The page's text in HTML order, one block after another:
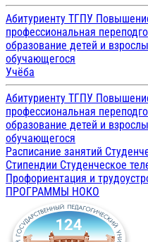
Абитуриенту ТГПУ
профессиональная
образование детей и
обучающегося
Учёба
Абитуриенту ТГПУ
профессиональная
образование детей и
обучающегося
Расписание занятий
Стипендии Студенческое
Профориентация и
ПРОГРАММЫ НОКО